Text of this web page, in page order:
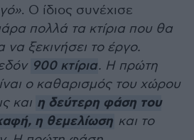
. Ο ίδιος συνέχισε
πολλά τα κτίρια που θα
να ξεκινήσει το έργο.
900 κτίρια. Η πρώτη
ο καθαρισμός του χώρου
και η δεύτερη φάση του
η θεμελίωση και το